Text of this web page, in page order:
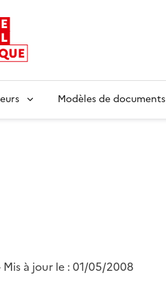
Modèles de documents
Mis à jour le : 01/05/2008